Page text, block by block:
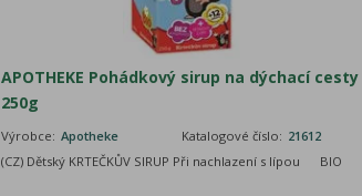
APOTHEKE Pohádkový sirup na dýchací cesty
250g
Výrobce: Apotheke Katalogové číslo: 21612
(CZ) Dětský KRTEČKŮV SIRUP Při nachlazení s lípou BIO